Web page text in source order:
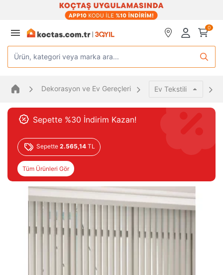
0
Ürün, kategori veya marka ara...
Dekorasyon ve Ev Gereçleri Ev Tekstili
Sepette %30 İndirim Kazan!
Sepette 2.565,14 TL
Tüm Ürünleri Gör